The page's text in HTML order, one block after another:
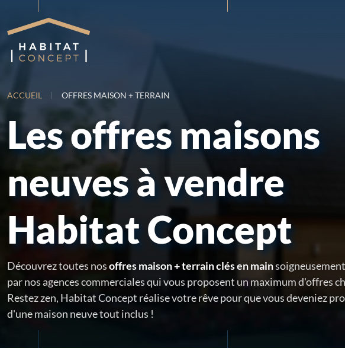
ACCUEIL OFFRES MAISON + TERRAIN
Les offres maisons
neuves à vendre
Habitat Concept
Découvrez toutes nosoffres maison + terrain clés en main
par nos agences commerciales qui vous proposent un maximum d'offres
Restez zen, Habitat Concept réalise votre rêve pour que vous deveniez
d'une maison neuve tout inclus !